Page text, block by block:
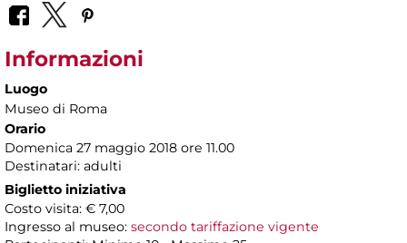
Informazioni
Luogo
Museo di Roma
Orario
Domenica 27 maggio 2018 ore 11.00
Destinatari: adulti
Biglietto iniziativa
Costo visita: € 7,00
Ingresso al museo: secondo tariffazione vigente